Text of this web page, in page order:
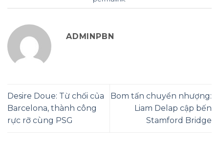
ADMINPBN
Desire Doue: Từ chối của
Barcelona, thành công
rực rỡ cùng PSG
Bom tấn chuyển nhượng:
Liam Delap cập bến
Stamford Bridge